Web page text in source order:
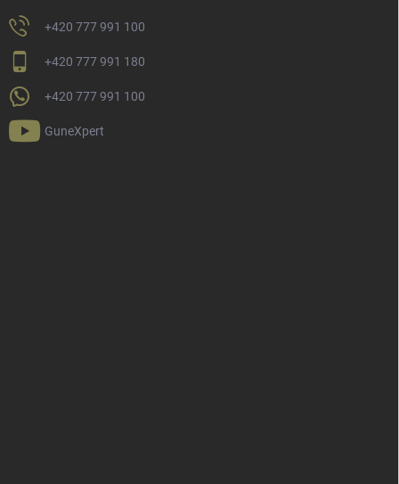
+420 777 991 100
+420 777 991 180
+420 777 991 100
GuneXpert